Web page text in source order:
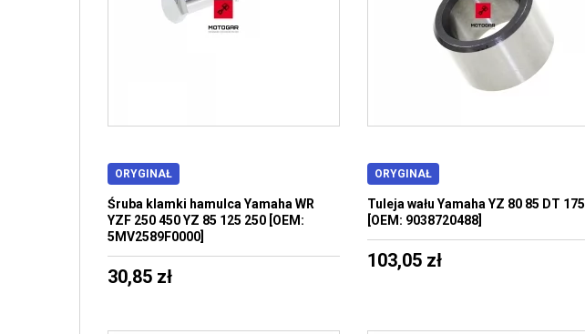
ORYGINAŁ
Śruba klamki hamulca Yamaha WR
YZF 250 450 YZ 85 125 250 [OEM:
5MV2589F0000]
30,85 zł
ORYGINAŁ
Tuleja wału Yamaha YZ 80 85 DT 175
[OEM: 9038720488]
103,05 zł